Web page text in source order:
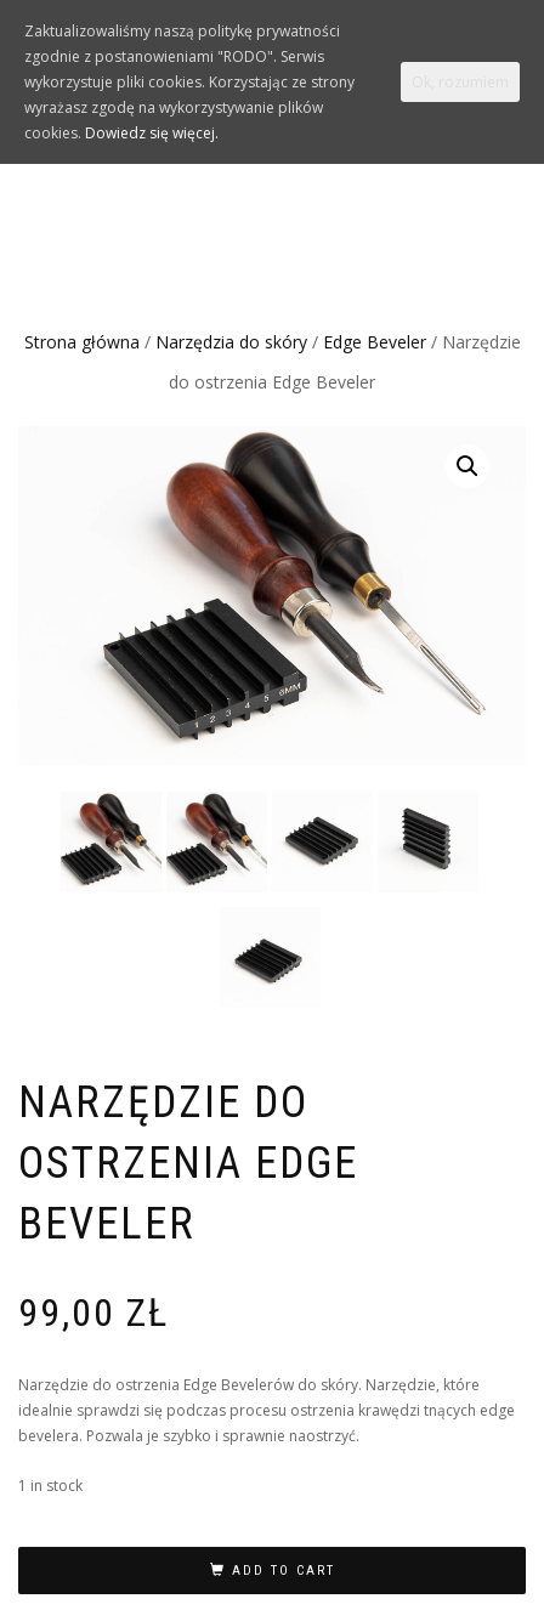
TOGGLE
Strona główna / Narzędzia do skóry/ Edge Beveler/ Narzędzie
do ostrzenia Edge Beveler
NARZĘDZIE DO
OSTRZENIA EDGE
BEVELER
99,00 ZŁ
Narzędzie do ostrzenia Edge Bevelerów do skóry. Narzędzie, które
idealnie sprawdzi się podczas procesu ostrzenia krawędzi tnących edge
bevelera. Pozwala je szybko i sprawnie naostrzyć.
1 in stock
ADD TO CART
Zaktualizowaliśmy naszą politykę prywatności
zgodnie z postanowieniami "RODO". Serwis
wykorzystuje pliki cookies. Korzystając ze strony
wyrażasz zgodę na wykorzystywanie plików
cookies. Dowiedz się więcej.